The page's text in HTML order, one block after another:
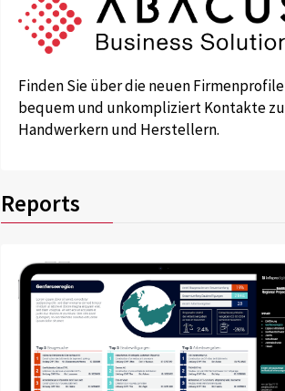
Finden Sie über die neuen Firmenprofile
bequem und unkompliziert Kontakte zu
Handwerkern und Herstellern.
Reports